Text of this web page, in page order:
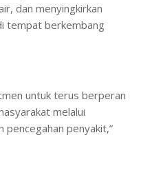
dan menyingkirkan
tempat berkembang
untuk terus berperan
melalui
penyakit,”